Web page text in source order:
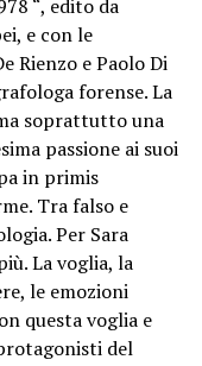
“, edito da
e con le
Rienzo e Paolo Di
forense. La
soprattutto una
passione ai suoi
in primis
Tra falso e
Per Sara
La voglia, la
le emozioni
questa voglia e
del